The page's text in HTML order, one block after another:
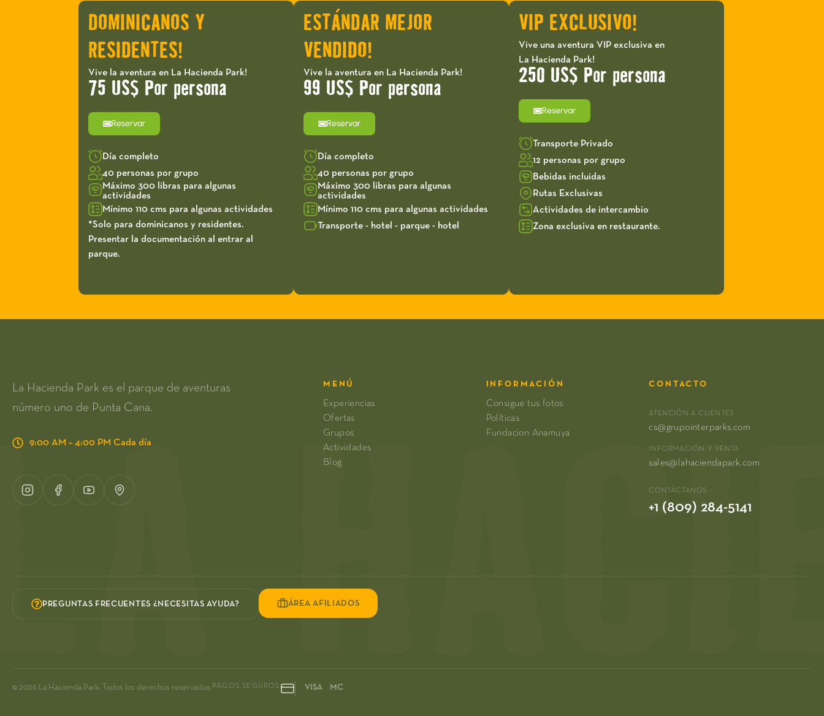
DOMINICANOS Y
RESIDENTES!
Vive la aventura en La Hacienda Park!
75 US$ Por persona
Reservar
Día completo
40 personas por grupo
Máximo 300 libras para algunas
actividades
Mínimo 110 cms para algunas actividades
*Solo para dominicanos y residentes.
Presentar la documentación al entrar al
parque.
ESTÁNDAR MEJOR
VENDIDO!
Vive la aventura en La Hacienda Park!
99 US$ Por persona
Reservar
Día completo
40 personas por grupo
Máximo 300 libras para algunas
actividades
Mínimo 110 cms para algunas actividades
Transporte - hotel - parque - hotel
VIP EXCLUSIVO!
Vive una aventura VIP exclusiva en
La Hacienda Park!
250 US$ Por persona
Reservar
Transporte Privado
12 personas por grupo
Bebidas incluidas
Rutas Exclusivas
Actividades de intercambio
Zona exclusiva en restaurante.
La Hacienda Park es el parque de aventuras
número uno de Punta Cana.
9:00 AM – 4:00 PM Cada día
MENÚ
Experiencias
Ofertas
Grupos
Actividades
Blog
INFORMACIÓN
Consigue tus fotos
Políticas
Fundacion Anamuya
CONTACTO
ATENCIÓN A CLIENTES
cs@grupointerparks.com
INFORMACIÓN Y VENTA
sales@lahaciendapark.com
CONTÁCTANOS
+1 (809) 284-5141
PREGUNTAS FRECUENTES ¿NECESITAS AYUDA? ÁREA AFILIADOS
© 2026 La Hacienda Park. Todos los derechos reservados. PAGOS SEGUROS VISA MC